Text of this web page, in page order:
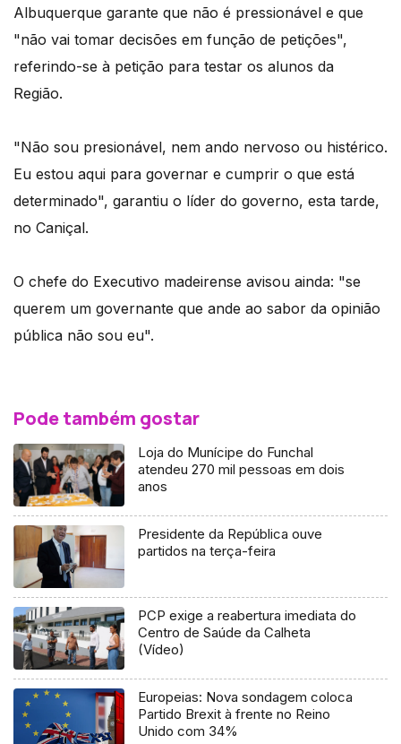
Albuquerque garante que não é pressionável e que
"não vai tomar decisões em função de petições",
referindo-se à petição para testar os alunos da
Região.
"Não sou presionável, nem ando nervoso ou histérico.
Eu estou aqui para governar e cumprir o que está
determinado", garantiu o líder do governo, esta tarde,
no Caniçal.
O chefe do Executivo madeirense avisou ainda: "se
querem um governante que ande ao sabor da opinião
pública não sou eu".
Pode também gostar
Loja do Munícipe do Funchal
atendeu 270 mil pessoas em dois
anos
Presidente da República ouve
partidos na terça-feira
PCP exige a reabertura imediata do
Centro de Saúde da Calheta
(Vídeo)
Europeias: Nova sondagem coloca
Partido Brexit à frente no Reino
Unido com 34%